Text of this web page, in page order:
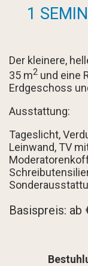
1
Der kleinere,
35 m2 und eine
Erdgeschoss
Ausstattung:
Tageslicht,
Leinwand, TV
Basispreis: ab